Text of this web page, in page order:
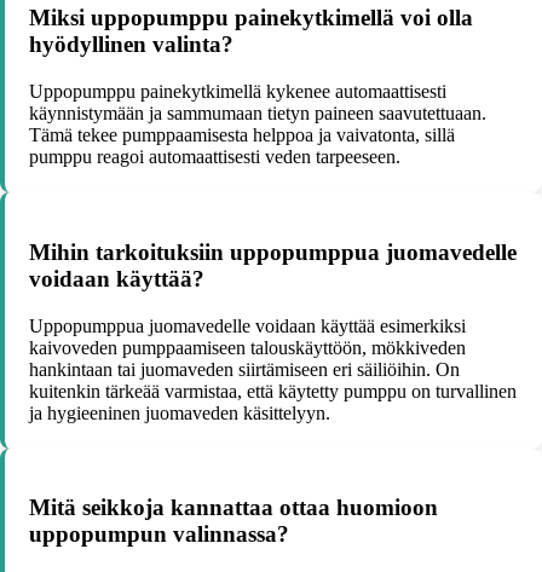
Miksi uppopumppu painekytkimellä voi olla
hyödyllinen valinta?
Uppopumppu painekytkimellä kykenee automaattisesti
käynnistymään ja sammumaan tietyn paineen saavutettuaan.
Tämä tekee pumppaamisesta helppoa ja vaivatonta, sillä
pumppu reagoi automaattisesti veden tarpeeseen.
Mihin tarkoituksiin uppopumppua juomavedelle
voidaan käyttää?
Uppopumppua juomavedelle voidaan käyttää esimerkiksi
kaivoveden pumppaamiseen talouskäyttöön, mökkiveden
hankintaan tai juomaveden siirtämiseen eri säiliöihin. On
kuitenkin tärkeää varmistaa, että käytetty pumppu on turvallinen
ja hygieeninen juomaveden käsittelyyn.
Mitä seikkoja kannattaa ottaa huomioon
uppopumpun valinnassa?